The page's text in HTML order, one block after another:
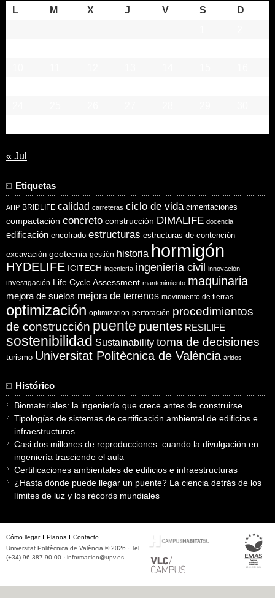
L
M X J V S
D
« Jul
Etiquetas
AHP BRIDLIFE calidad carreteras ciclo de vida cimentaciones
compactación concreto construcción DIMALIFE docencia
edificación encofrado estructuras estructuras de contención
excavación geotecnia gestión historia hormigón
HYDELIFE ICITECH ingeniería ingeniería civil innovación
investigación Life Cycle Assessment mantenimiento maquinaria
mejora de suelos mejora de terrenos movimiento de tierras
optimización optimization perforación procedimientos
de construcción puente puentes RESILIFE
sostenibilidad Sustainability toma de decisiones
turismo Universitat Politècnica de València áridos
Histórico
Biomateriales: la ingeniería que crece antes de construirse
Tipologías de sistemas de certificación ambiental de edificios e
infraestructuras
Casi dos millones de reproducciones: cuando la divulgación en
ingeniería trasciende el aula
Certificaciones ambientales de edificios e infraestructuras
¿Hasta dónde puede llegar un puente? La ciencia detrás de los
límites de luz y los récords mundiales
Cómo llegar Planos
Contacto
Universitat Politècnica de València © 2026 · Tel.
(+34) 96 387 90 00 · informacion@upv.es